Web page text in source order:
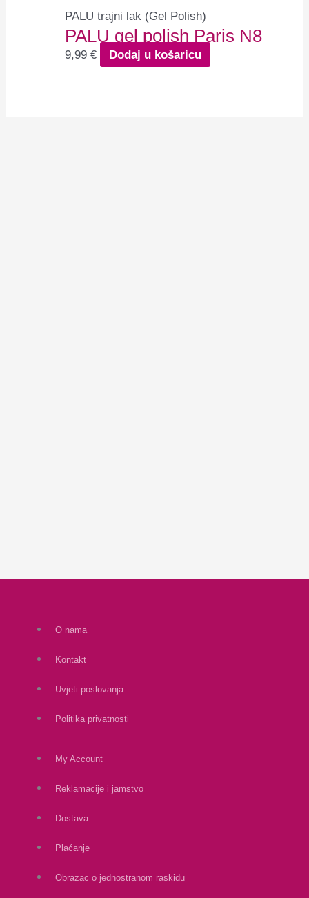
PALU trajni lak (Gel Polish)
PALU gel polish Paris N8
9,99€ Dodaj u košaricu
O nama
Kontakt
Uvjeti poslovanja
Politika privatnosti
My Account
Reklamacije i jamstvo
Dostava
Plaćanje
Obrazac o jednostranom raskidu